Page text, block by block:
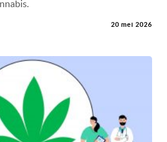
20 mei 2026